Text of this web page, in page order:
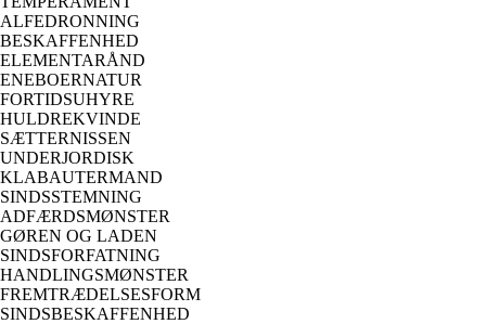
ALFEDRONNING
BESKAFFENHED
ELEMENTARÅND
ENEBOERNATUR
FORTIDSUHYRE
HULDREKVINDE
SÆTTERNISSEN
UNDERJORDISK
KLABAUTERMAND
SINDSSTEMNING
ADFÆRDSMØNSTER
GØREN OG LADEN
SINDSFORFATNING
HANDLINGSMØNSTER
FREMTRÆDELSESFORM
SINDSBESKAFFENHED